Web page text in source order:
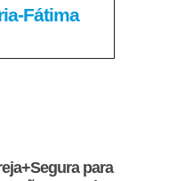
Fátima
para